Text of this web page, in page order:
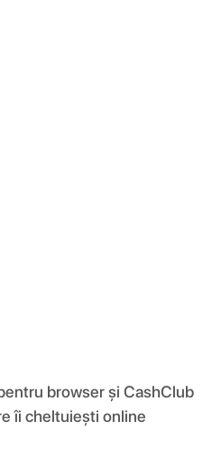
browser și CashClub
îi cheltuiești online